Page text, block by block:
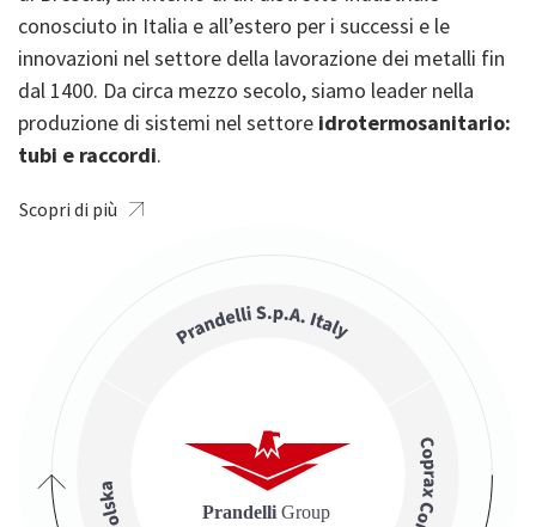
conosciuto in Italia e all’estero per i successi e le
innovazioni nel settore della lavorazione dei metalli fin
dal 1400. Da circa mezzo secolo, siamo leader nella
produzione di sistemi nel settore idrotermosanitario:
tubi e raccordi.
Scopri di più